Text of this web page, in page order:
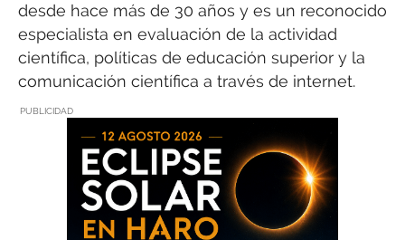
desde hace más de 30 años y es un reconocido
especialista en evaluación de la actividad
científica, políticas de educación superior y la
comunicación científica a través de internet.
PUBLICIDAD